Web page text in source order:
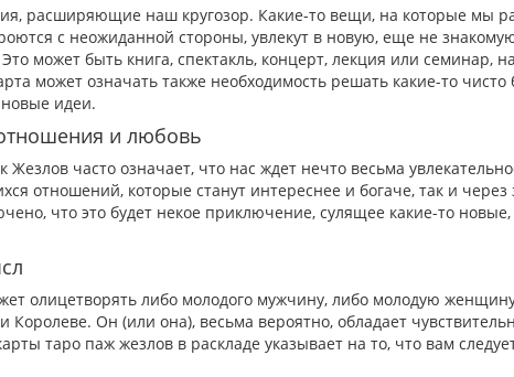
расширяющие наш кругозор. Какие-то вещи, на которые мы
с неожиданной стороны, увлекут в новую, еще не
может быть книга, спектакль, концерт, лекция или семинар,
может означать также необходимость решать какие-то
идеи.
и любовь
Жезлов часто означает, что нас ждет нечто весьма
отношений, которые станут интереснее и богаче, так и
что это будет некое приключение, сулящее какие-то
олицетворять либо молодого мужчину, либо молодую
Он (или она), весьма вероятно, обладает
таро паж жезлов в раскладе указывает на то, что вам